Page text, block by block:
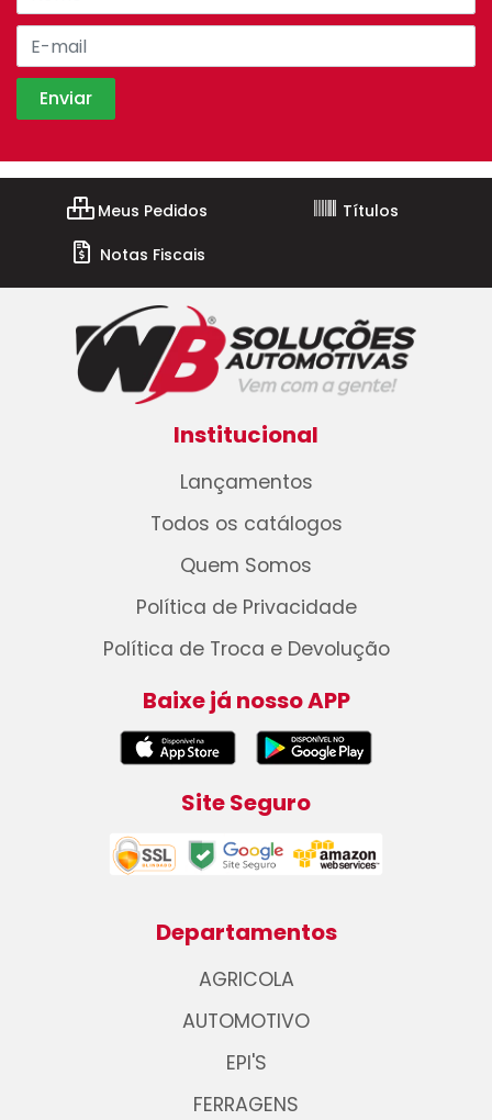
Meus Pedidos
Títulos
Notas Fiscais
Institucional
Lançamentos
Todos os catálogos
Quem Somos
Política de Privacidade
Política de Troca e Devolução
Baixe já nosso APP
Site Seguro
Departamentos
AGRICOLA
AUTOMOTIVO
EPI'S
FERRAGENS